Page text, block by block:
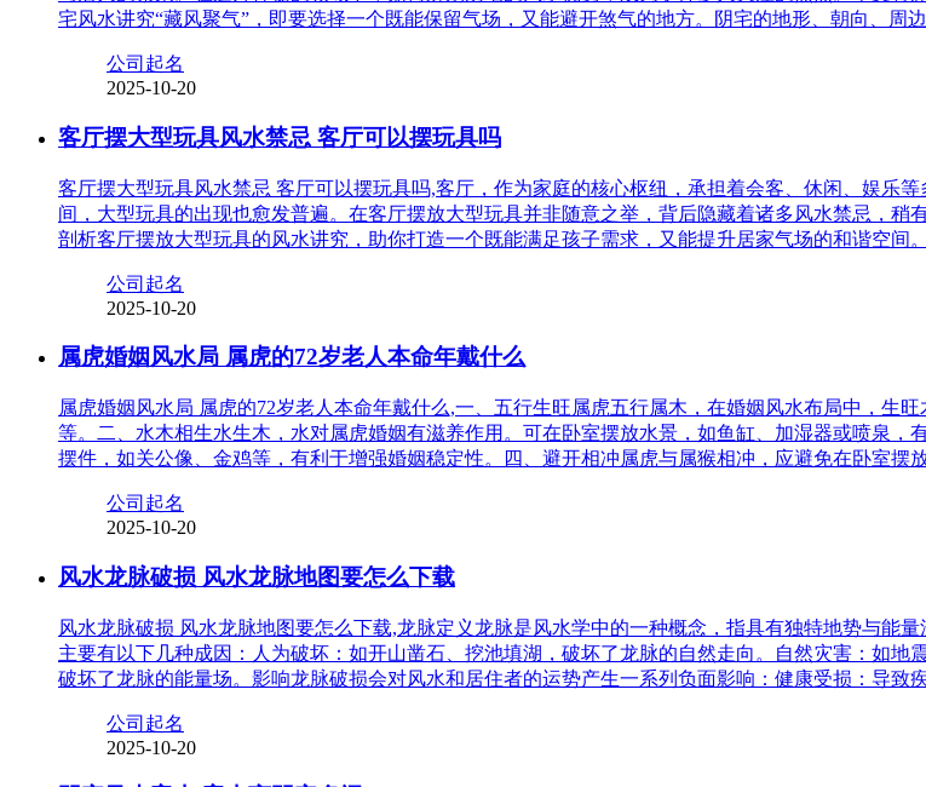
宅风水讲究“藏风聚气”，即要选择一个既能保留气场，又能避开煞气的地方。阴宅的地形、朝向、周
公司起名
2025-10-20
客厅摆大型玩具风水禁忌 客厅可以摆玩具吗
客厅摆大型玩具风水禁忌 客厅可以摆玩具吗,客厅，作为家庭的核心枢纽，承担着会客、休闲、娱乐
间，大型玩具的出现也愈发普遍。在客厅摆放大型玩具并非随意之举，背后隐藏着诸多风水禁忌，
剖析客厅摆放大型玩具的风水讲究，助你打造一个既能满足孩子需求，又能提升居家气场的和谐空间
公司起名
2025-10-20
属虎婚姻风水局 属虎的72岁老人本命年戴什么
属虎婚姻风水局 属虎的72岁老人本命年戴什么,一、五行生旺属虎五行属木，在婚姻风水布局中，生
等。二、水木相生水生木，水对属虎婚姻有滋养作用。可在卧室摆放水景，如鱼缸、加湿器或喷泉
摆件，如关公像、金鸡等，有利于增强婚姻稳定性。四、避开相冲属虎与属猴相冲，应避免在卧室摆
公司起名
2025-10-20
风水龙脉破损 风水龙脉地图要怎么下载
风水龙脉破损 风水龙脉地图要怎么下载,龙脉定义龙脉是风水学中的一种概念，指具有独特地势与能
主要有以下几种成因：人为破坏：如开山凿石、挖池填湖，破坏了龙脉的自然走向。自然灾害：如
破坏了龙脉的能量场。影响龙脉破损会对风水和居住者的运势产生一系列负面影响：健康受损：导致
公司起名
2025-10-20